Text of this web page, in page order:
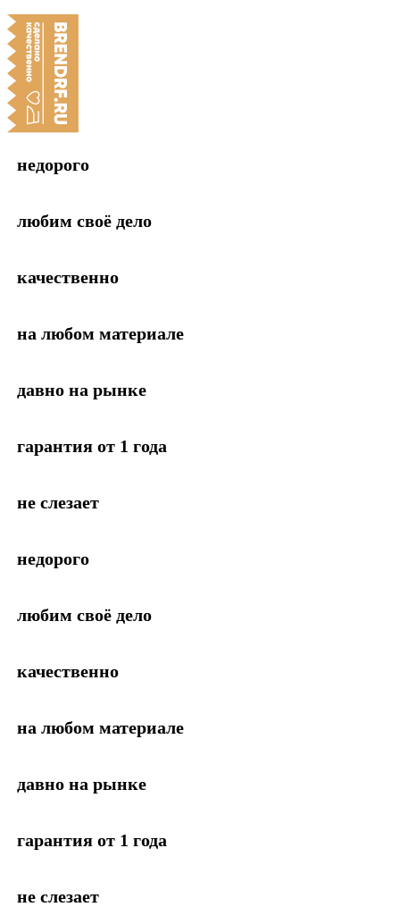
недорого
любим своё дело
качественно
на любом материале
давно на рынке
гарантия от 1 года
не слезает
недорого
любим своё дело
качественно
на любом материале
давно на рынке
гарантия от 1 года
не слезает